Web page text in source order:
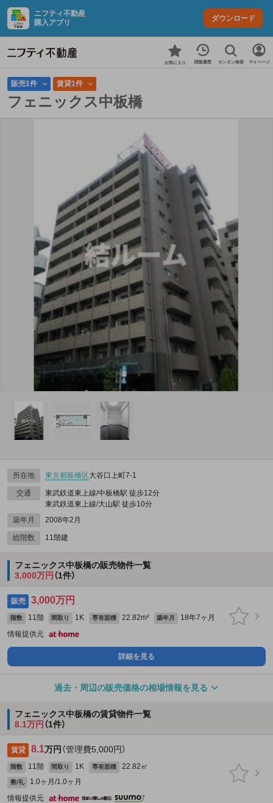
ニフティ不動産
購入アプリ
ダウンロード
お気に入り 閲覧履歴 カンタン検索 マイページ
販売1件 賃貸1件
フェニックス中板橋
所在地 東京都板橋区大谷口上町7-1
交通
東武鉄道東上線/中板橋駅 徒歩12分
東武鉄道東上線/大山駅 徒歩10分
築年月
2008年2月
総階数 11階建
フェニックス中板橋の販売物件一覧
3,000万円 （1件）
販売 3,000万円
階数 11階 間取り 1K 専有面積 22.82m² 築年月
18年7ヶ月
情報提供元
詳細を見る
過去・周辺の販売価格の相場情報を見る
フェニックス中板橋の賃貸物件一覧
8.1万円 （1件）
賃貸 8.1万円 （管理費5,000円）
階数 11階 間取り 1K 専有面積 22.82㎡
敷/礼
1.0ヶ月/1.0ヶ月
情報提供元